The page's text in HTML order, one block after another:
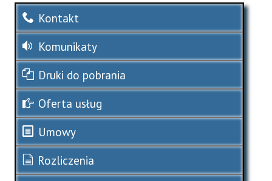
Kontakt
Komunikaty
Druki do pobrania
Oferta usług
Umowy
Rozliczenia